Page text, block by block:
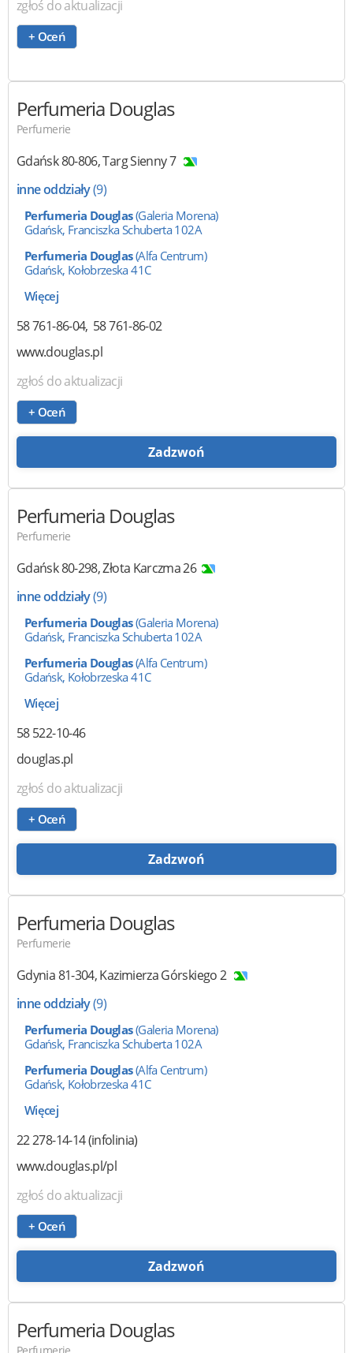
zgłoś do aktualizacji
+ Oceń
Perfumeria Douglas
Perfumerie
Gdańsk80-806,Targ Sienny 7
inne oddziały(9)
Perfumeria Douglas(Galeria Morena)
Gdańsk, Franciszka Schuberta 102A
Perfumeria Douglas(Alfa Centrum)
Gdańsk, Kołobrzeska 41C
Więcej
58 761-86-04 58 761-86-02
www.douglas.pl
zgłoś do aktualizacji
+ Oceń
Zadzwoń
Perfumeria Douglas
Perfumerie
Gdańsk80-298,Złota Karczma 26
inne oddziały(9)
Perfumeria Douglas(Galeria Morena)
Gdańsk, Franciszka Schuberta 102A
Perfumeria Douglas(Alfa Centrum)
Gdańsk, Kołobrzeska 41C
Więcej
58 522-10-46
douglas.pl
zgłoś do aktualizacji
+ Oceń
Zadzwoń
Perfumeria Douglas
Perfumerie
Gdynia81-304,Kazimierza Górskiego 2
inne oddziały(9)
Perfumeria Douglas(Galeria Morena)
Gdańsk, Franciszka Schuberta 102A
Perfumeria Douglas(Alfa Centrum)
Gdańsk, Kołobrzeska 41C
Więcej
22 278-14-14 (infolinia)
www.douglas.pl/pl
zgłoś do aktualizacji
+ Oceń
Zadzwoń
Perfumeria Douglas